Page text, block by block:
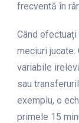
frecventă în
Când efectuați
meciuri jucate.
variabile
sau
exemplu, o
primele 15